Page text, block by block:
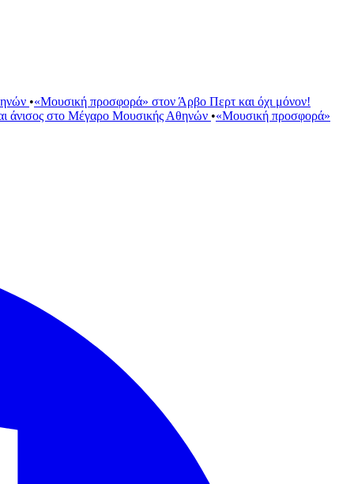
•«Μουσική προσφορά» στον Άρβο Περτ και όχι μόνον!
άνισος στο Μέγαρο Μουσικής Αθηνών •«Μουσική προσφορά»